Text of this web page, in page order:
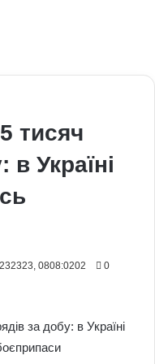
тисяч
в Україні
0808:0202 0